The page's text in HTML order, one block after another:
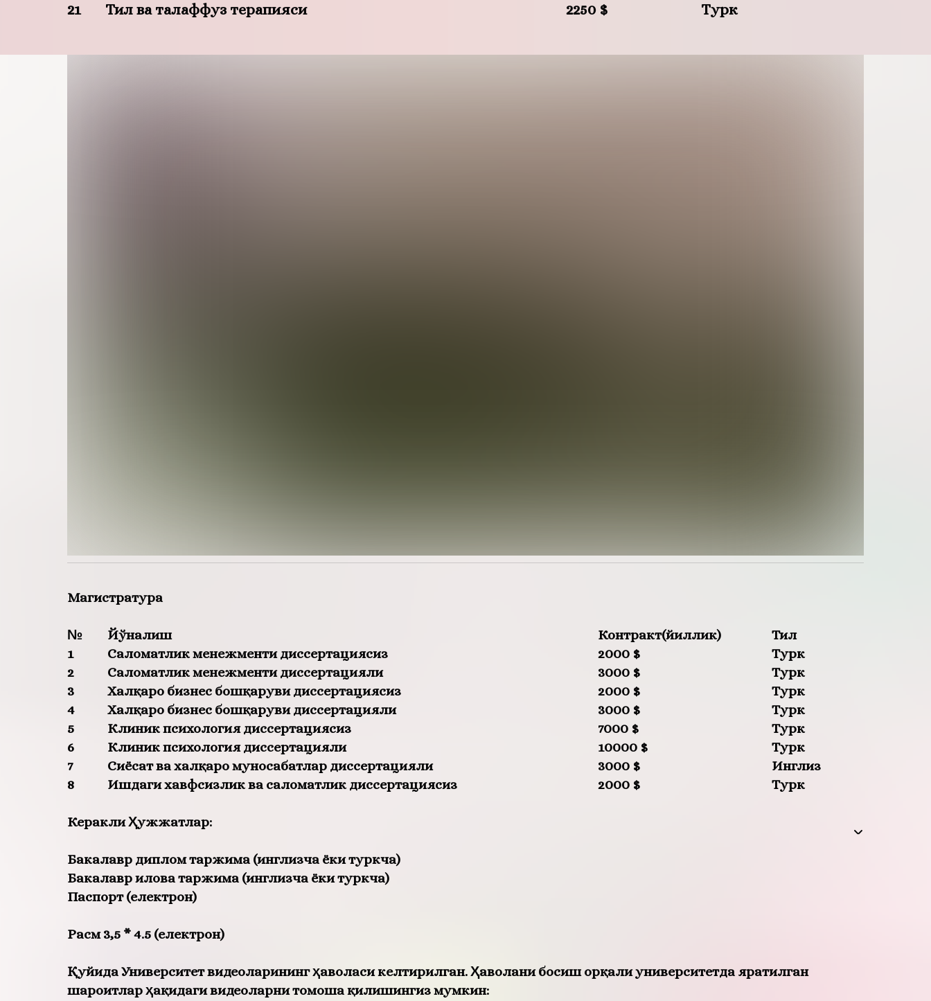
21
Тил ва талаффуз терапияси 2250 $ Турк
Магистратура
№ Йўналиш Контракт(йиллик)
Тил
1
Саломатлик менежменти диссертациясиз 2000 $
Турк
2
Саломатлик менежменти диссертацияли 3000 $
Турк
3
Халқаро бизнес бошқаруви диссертациясиз 2000 $
Турк
4
Халқаро бизнес бошқаруви диссертацияли 3000 $
Турк
5
Клиник психология диссертациясиз 7000 $
Турк
6
Клиник психология диссертацияли 10000 $
Турк
7
Сиёсат ва халқаро муносабатлар диссертацияли 3000 $
Инглиз
8
Ишдаги хавфсизлик ва саломатлик диссертациясиз 2000 $ Турк
Керакли Ҳужжатлар:
Бакалавр диплом таржима (инглизча ёки туркча)
Бакалавр илова таржима (инглизча ёки туркча)
Паспорт (електрон)
Расм 3,5 * 4.5 (електрон)
Қуйида Университет видеоларининг ҳаволаси келтирилган. Ҳаволани босиш орқали университетда яратилган
шароитлар ҳақидаги видеоларни томоша қилишингиз мумкин: